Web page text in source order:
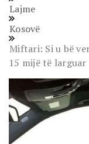
Lajme
Kosovë
Miftari: Si u bë
15 mijë të